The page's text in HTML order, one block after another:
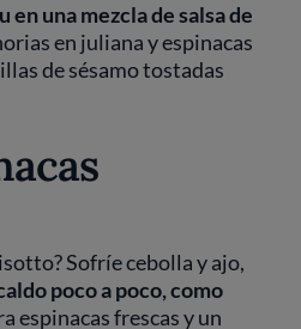
en una mezcla de salsa de
en juliana y espinacas
de sésamo tostadas
Sofríe cebolla y ajo,
poco a poco, como
espinacas frescas y un